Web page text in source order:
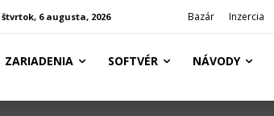
štvrtok, 6 augusta, 2026 Bazár Inzercia
ZARIADENIA SOFTVÉR NÁVODY